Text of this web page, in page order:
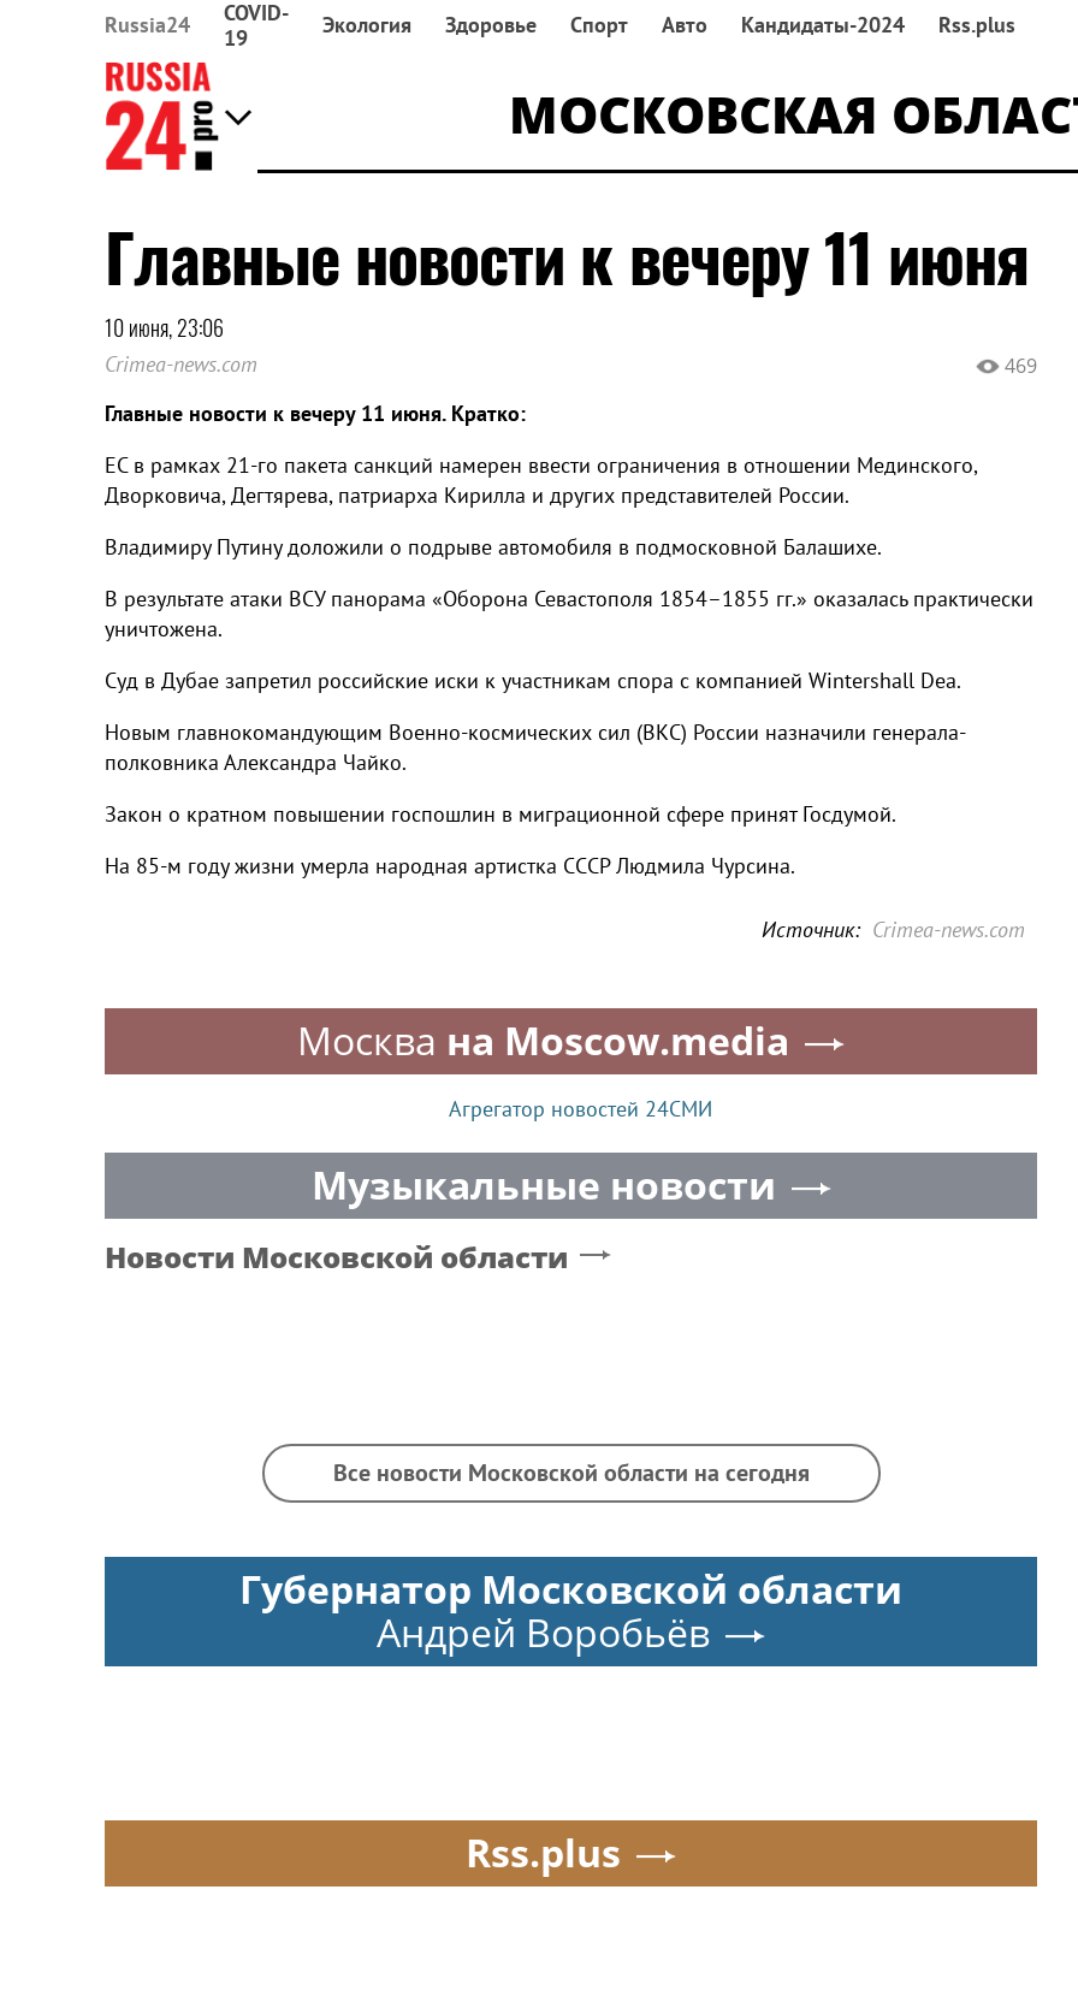
Russia24
COVID-
19
Экология Здоровье Спорт Авто Кандидаты-2024 Rss.plus
МОСКОВСКАЯ
Главные новости к вечеру 11 июня
10 июня, 23:06
Crimea-news.com 469
Главные новости к вечеру 11 июня. Кратко:
ЕС в рамках 21-го пакета санкций намерен ввести ограничения в отношении Мединского,
Дворковича, Дегтярева, патриарха Кирилла и других представителей России.
Владимиру Путину доложили о подрыве автомобиля в подмосковной Балашихе.
В результате атаки ВСУ панорама «Оборона Севастополя 1854–1855 гг.» оказалась практически
уничтожена.
Суд в Дубае запретил российские иски к участникам спора с компанией Wintershall Dea.
Новым главнокомандующим Военно-космических сил (ВКС) России назначили генерала-
полковника Александра Чайко.
Закон о кратном повышении госпошлин в миграционной сфере принят Госдумой.
На 85-м году жизни умерла народная артистка СССР Людмила Чурсина.
Источник: Crimea-news.com
Москва на Moscow.media
Агрегатор новостей 24СМИ
Музыкальные новости
Новости Московской области
Все новости Московской области на сегодня
Губернатор Московской области
Андрей Воробьёв
Rss.plus